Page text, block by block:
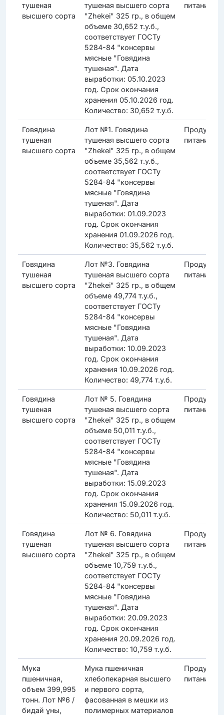
тушеная
высшего сорта
тушеная высшего сорта
"Zhekei" 325 гр., в общем
объеме 30,652 т.у.б.,
соответствует ГОСТу
5284-84 "консервы
мясные "Говядина
тушеная". Дата
выработки: 05.10.2023
год. Срок окончания
хранения 05.10.2026 год.
Количество: 30,652 т.у.б.
питания
Говядина
тушеная
высшего сорта
Лот №1. Говядина
тушеная высшего сорта
"Zhekei" 325 гр., в общем
объеме 35,562 т.у.б.,
соответствует ГОСТу
5284-84 "консервы
мясные "Говядина
тушеная". Дата
выработки: 01.09.2023
год. Срок окончания
хранения 01.09.2026 год.
Количество: 35,562 т.у.б.
Продукты
питания
Говядина
тушеная
высшего сорта
Лот №3. Говядина
тушеная высшего сорта
"Zhekei" 325 гр., в общем
объеме 49,774 т.у.б.,
соответствует ГОСТу
5284-84 "консервы
мясные "Говядина
тушеная". Дата
выработки: 10.09.2023
год. Срок окончания
хранения 10.09.2026 год.
Количество: 49,774 т.у.б.
Продукты
питания
Говядина
тушеная
высшего сорта
Лот № 5. Говядина
тушеная высшего сорта
"Zhekei" 325 гр., в общем
объеме 50,011 т.у.б.,
соответствует ГОСТу
5284-84 "консервы
мясные "Говядина
тушеная". Дата
выработки: 15.09.2023
год. Срок окончания
хранения 15.09.2026 год.
Количество: 50,011 т.у.б.
Продукты
питания
Говядина
тушеная
высшего сорта
Лот № 6. Говядина
тушеная высшего сорта
"Zhekei" 325 гр., в общем
объеме 10,759 т.у.б.,
соответствует ГОСТу
5284-84 "консервы
мясные "Говядина
тушеная". Дата
выработки: 20.09.2023
год. Срок окончания
хранения 20.09.2026 год.
Количество: 10,759 т.у.б.
Продукты
питания
Мука
пшеничная,
объем 399,995
тонн. Лот №6 /
бидай ұны,
Мука пшеничная
хлебопекарная высшего
и первого сорта,
фасованная в мешки из
полимерных материалов
Продукты
питания